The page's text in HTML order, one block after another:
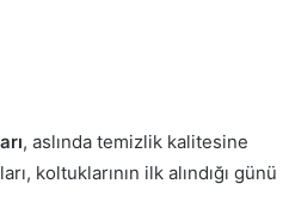
, aslında temizlik kalitesine
koltuklarının ilk alındığı günü